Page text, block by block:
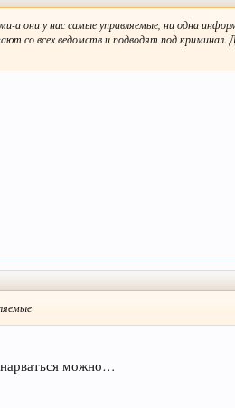
а они у нас самые управляемые, ни одна
со всех ведомств и подводят под криминал.
можно…